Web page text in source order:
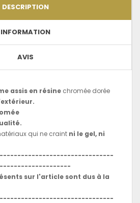
DESCRIPTION
INFORMATION
AVIS
assis en résine chromée dorée
qui ne craint ni le gel, ni
sur l'article sont dus à la